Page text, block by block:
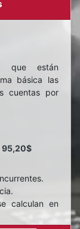
que están
básica las
cuentas por
95,20$
calculan en